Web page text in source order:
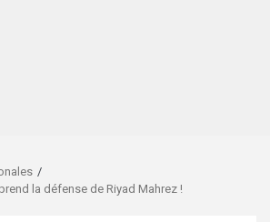
la défense de Riyad Mahrez !